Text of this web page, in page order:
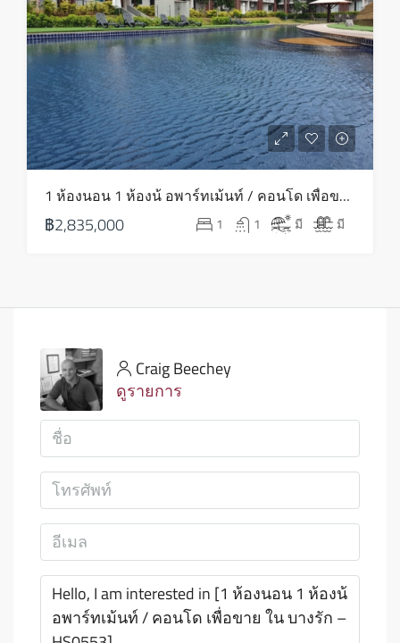
1 ห้องนอน 1 ห้องน้ อพาร์ทเม้นท์ / คอนโด เพื่อขาย ใน บางรัก – HS0764
฿2,835,000 1 1 มี มี
Craig Beechey
ดูรายการ